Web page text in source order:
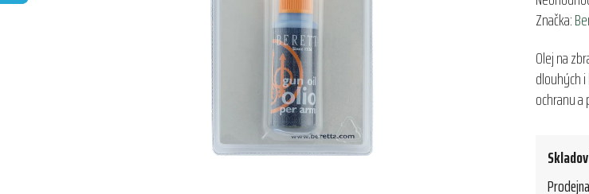
hodnocení
je
0,0
z
Značka:
Olej na
dlouhých
ochranu
Prodejna